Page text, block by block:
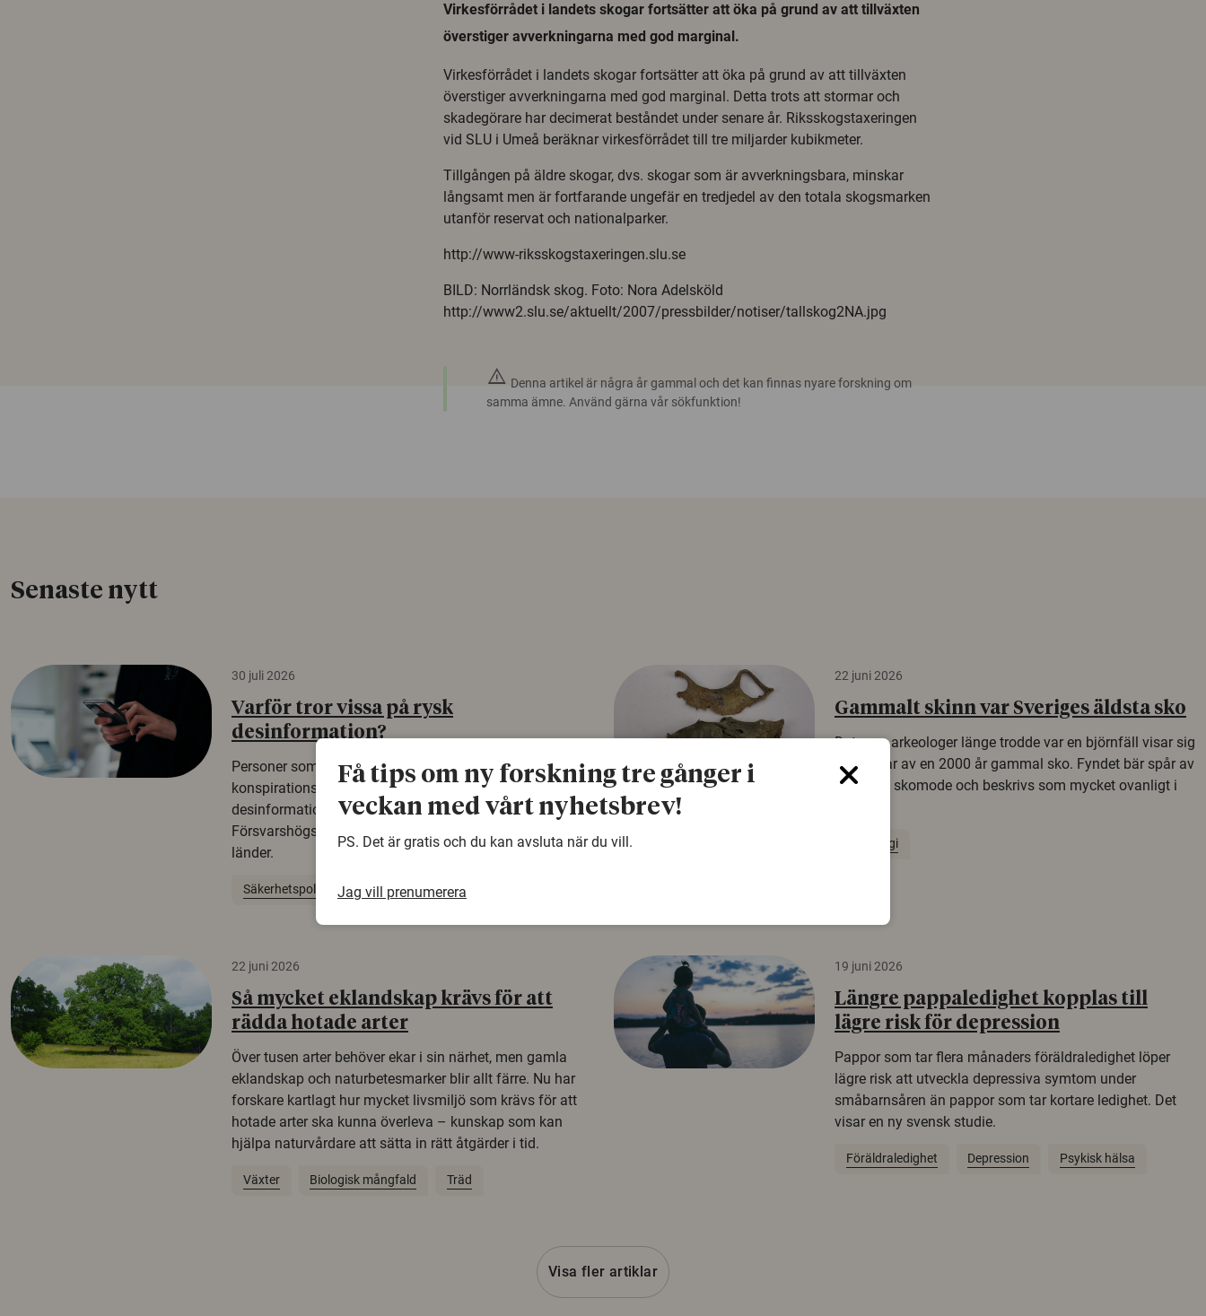
Virkesförrådet i landets skogar fortsätter att öka på grund av att tillväxten
överstiger avverkningarna med god marginal.
Virkesförrådet i landets skogar fortsätter att öka på grund av att tillväxten
överstiger avverkningarna med god marginal. Detta trots att stormar och
skadegörare har decimerat beståndet under senare år. Riksskogstaxeringen
vid SLU i Umeå beräknar virkesförrådet till tre miljarder kubikmeter.
Tillgången på äldre skogar, dvs. skogar som är avverkningsbara, minskar
långsamt men är fortfarande ungefär en tredjedel av den totala skogsmarken
utanför reservat och nationalparker.
http://www-riksskogstaxeringen.slu.se
BILD: Norrländsk skog. Foto: Nora Adelsköld
http://www2.slu.se/aktuellt/2007/pressbilder/notiser/tallskog2NA.jpg
warning Denna artikel är några år gammal och det kan finnas nyare forskning om
samma ämne. Använd gärna vår sökfunktion!
Senaste nytt
30 juli 2026
Varför tror vissa på rysk
desinformation?
Personer som är mer benägna att tro på
konspirationsteorier är ofta mer mottagliga för rysk
desinformation. Det visar en studie från
Försvarshögskolan med deltagare i fyra europeiska
länder.
Säkerhetspolitik
22 juni 2026
Gammalt skinn var Sveriges äldsta sko
Det som arkeologer länge trodde var en björnfäll visar sig
vara delar av en 2000 år gammal sko. Fyndet bär spår av
romerskt skomode och beskrivs som mycket ovanligt i
Arkeologi
22 juni 2026
Så mycket eklandskap krävs för att
rädda hotade arter
Över tusen arter behöver ekar i sin närhet, men gamla
eklandskap och naturbetesmarker blir allt färre. Nu har
forskare kartlagt hur mycket livsmiljö som krävs för att
hotade arter ska kunna överleva – kunskap som kan
hjälpa naturvårdare att sätta in rätt åtgärder i tid.
Växter Biologisk mångfald Träd
19 juni 2026
Längre pappaledighet kopplas till
lägre risk för depression
Pappor som tar flera månaders föräldraledighet löper
lägre risk att utveckla depressiva symtom under
småbarnsåren än pappor som tar kortare ledighet. Det
visar en ny svensk studie.
Föräldraledighet Depression Psykisk hälsa
Visa fler artiklar
Få tips om ny forskning tre gånger i
veckan med vårt nyhetsbrev!
PS. Det är gratis och du kan avsluta när du vill.
Jag vill prenumerera